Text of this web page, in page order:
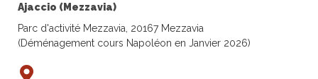
Ajaccio (Mezzavia)
Parc d'activité Mezzavia, 20167 Mezzavia
(Déménagement cours Napoléon en Janvier 2026)